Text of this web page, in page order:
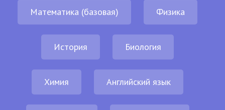
Математика (базовая) Физика
История Биология
Химия Английский язык